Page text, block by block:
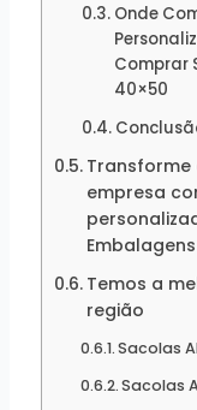
Onde
Comprar
40×50
empresa
Temos a
região
Sacolas
Sacolas